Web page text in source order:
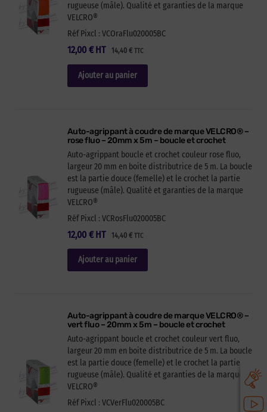
rugueuse (mâle). Qualité et garanties de la marque
VELCRO®
Réf Pixcl : VCOraFlu020005BC
12,00 € 14,40 €TTC
HT
Ajouter au panier
Auto-agrippant à coudre de marque VELCRO® –
rose fluo – 20mm x 5m – boucle et crochet
Auto-agrippant boucle et crochet couleur rose fluo,
largeur 20 mm en boite distributrice de 5 m. La boucle
est la partie douce (femelle) et le crochet la partie
rugueuse (mâle). Qualité et garanties de la marque
VELCRO®
Réf Pixcl : VCRosFlu020005BC
12,00 € 14,40 €TTC
HT
Ajouter au panier
Auto-agrippant à coudre de marque VELCRO® –
vert fluo – 20mm x 5m – boucle et crochet
Auto-agrippant boucle et crochet couleur vert fluo,
largeur 20 mm en boite distributrice de 5 m. La boucle
est la partie douce (femelle) et le crochet la partie
rugueuse (mâle). Qualité et garanties de la marque
VELCRO®
Réf Pixcl : VCVerFlu020005BC